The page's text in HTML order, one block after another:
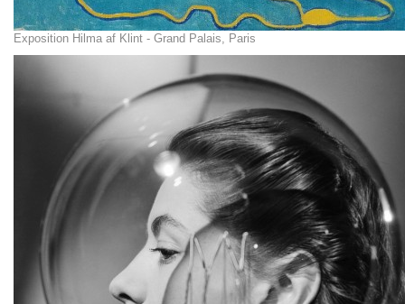
Exposition Hilma af Klint - Grand Palais, Paris